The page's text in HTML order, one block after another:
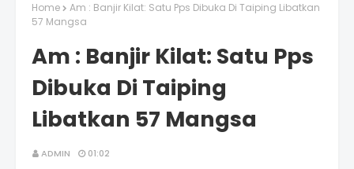
Home
Am : Banjir Kilat: Satu Pps Dibuka Di Taiping Libatkan
57 Mangsa
Am : Banjir Kilat: Satu Pps
Dibuka Di Taiping
Libatkan 57 Mangsa
ADMIN 01:02